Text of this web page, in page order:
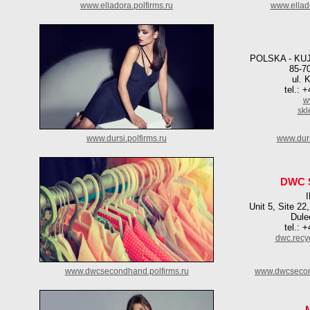
www.elladora.polfirms.ru
POLSKA -
85-
ul.
tel.:
www.dursi.polfirms.ru
DWC
Unit 5, Site
tel.:
www.dwcsecondhand.polfirms.ru